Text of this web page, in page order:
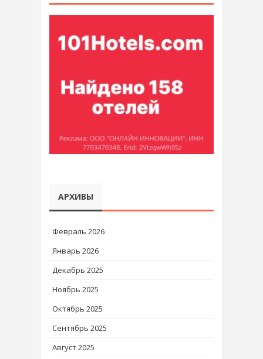
АРХИВЫ
Февраль 2026
Январь 2026
Декабрь 2025
Ноябрь 2025
Октябрь 2025
Сентябрь 2025
Август 2025